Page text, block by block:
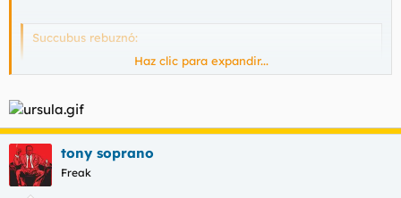
Succubus rebuznó:
Nada, por aquí haciendo limpieza de hilos inútiles.
Haz clic para expandir...
como venimos de las vacaciones...
Haz clic para expandir...
tony soprano
Freak